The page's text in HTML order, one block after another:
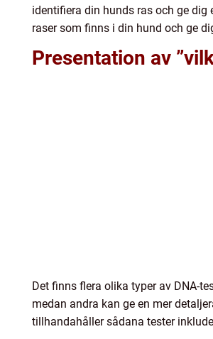
identifiera din hunds ras och ge
raser som finns i din hund och ge
Presentation av
Det finns flera olika typer av DNA-
medan andra kan ge en mer
tillhandahåller sådana tester